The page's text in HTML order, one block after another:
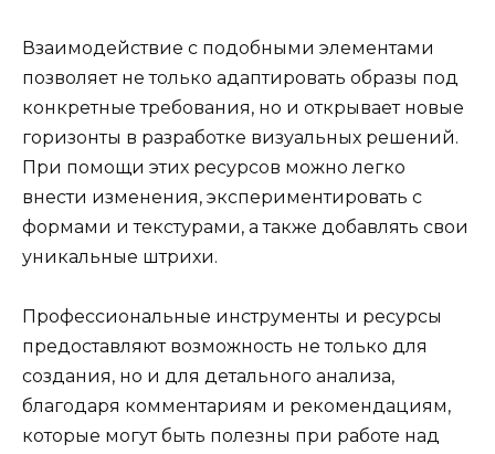
Взаимодействие с подобными элементами
позволяет не только адаптировать образы под
конкретные требования, но и открывает новые
горизонты в разработке визуальных решений.
При помощи этих ресурсов можно легко
внести изменения, экспериментировать с
формами и текстурами, а также добавлять свои
уникальные штрихи.
Профессиональные инструменты и ресурсы
предоставляют возможность не только для
создания, но и для детального анализа,
благодаря комментариям и рекомендациям,
которые могут быть полезны при работе над